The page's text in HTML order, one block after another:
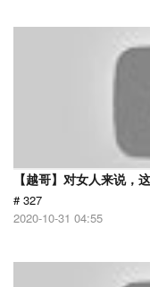
【越哥】对女人来说，
# 327
2020-10-31 04:55